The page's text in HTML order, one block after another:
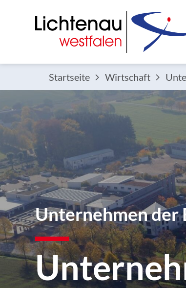
Startseite Wirtschaft
Unternehmen der